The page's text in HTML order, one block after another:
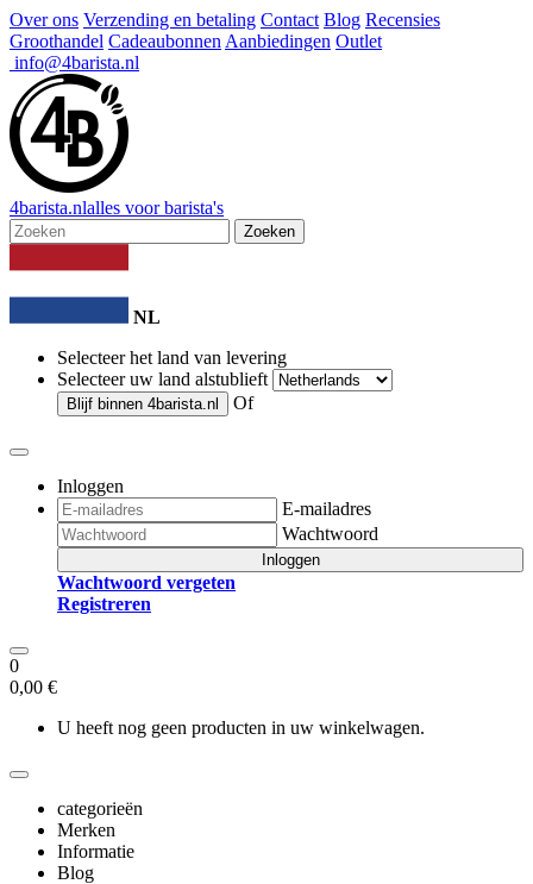
Over ons Verzending en betaling Contact Blog Recensies
Groothandel Cadeaubonnen Aanbiedingen Outlet
info@4barista.nl
4barista.nlalles voor barista's
Zoeken
NL
Selecteer het land van levering
Selecteer uw land alstublieft
Blijf binnen 4barista.nl Of
Inloggen
E-mailadres
Wachtwoord
Inloggen
Wachtwoord vergeten
Registreren
0
0,00 €
U heeft nog geen producten in uw winkelwagen.
categorieën
Merken
Informatie
Blog